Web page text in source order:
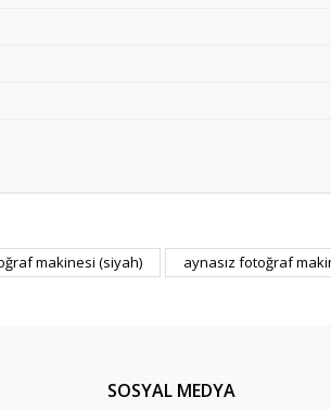
siz yapın!
makinesi (siyah) aynasız fotoğraf
SOSYAL MEDYA